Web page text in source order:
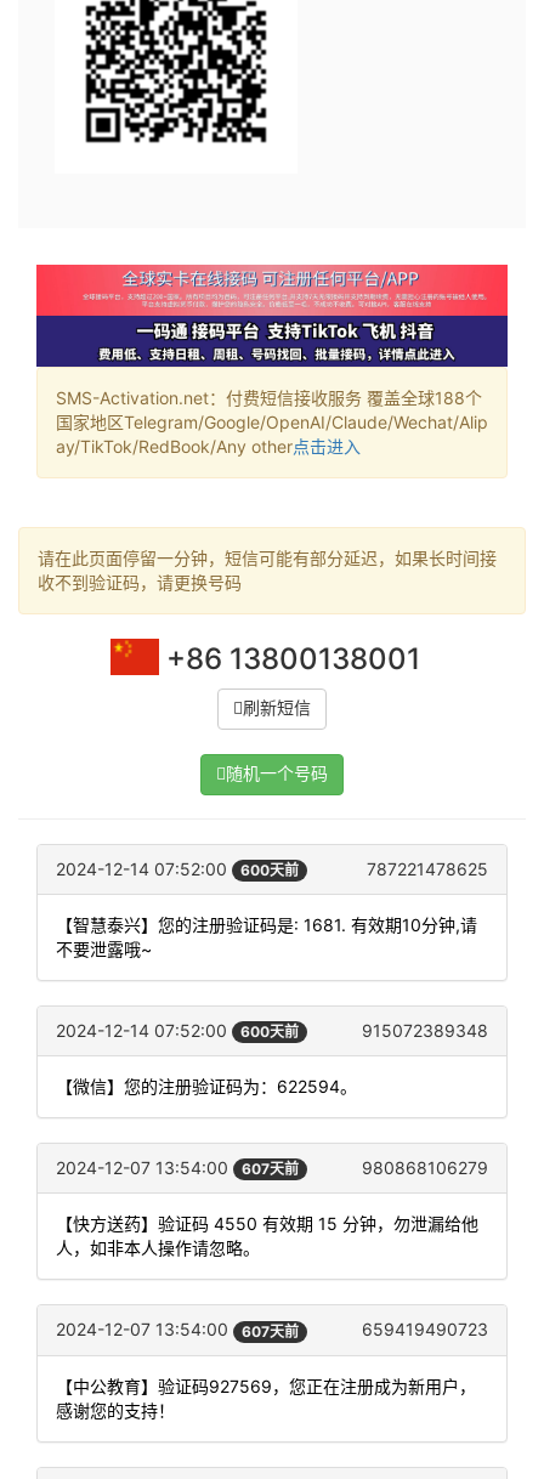
SMS-Activation.net：付费短信接收服务 覆盖全球188个
国家地区Telegram/Google/OpenAI/Claude/Wechat/Alip
ay/TikTok/RedBook/Any other点击进入
请在此页面停留一分钟，短信可能有部分延迟，如果长时间接
收不到验证码，请更换号码
+86 13800138001
刷新短信
随机一个号码
2024-12-14 07:52:00 600天前 787221478625
【智慧泰兴】您的注册验证码是: 1681. 有效期10分钟,请
不要泄露哦~
2024-12-14 07:52:00 600天前 915072389348
【微信】您的注册验证码为：622594。
2024-12-07 13:54:00 607天前 980868106279
【快方送药】验证码 4550 有效期 15 分钟，勿泄漏给他
人，如非本人操作请忽略。
2024-12-07 13:54:00 607天前 659419490723
【中公教育】验证码927569，您正在注册成为新用户，
感谢您的支持！